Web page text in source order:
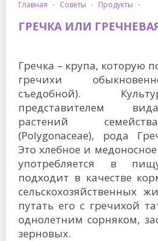
главная · советы · продукты ·
ГРЕЧКА ИЛИ
Гречка – крупа, которую
гречихи
съедобной).
представителем
растений
(Polygonaceae), рода
Это хлебное и
употребляется в
подходит в качестве
сельскохозяйственных
путать его с гречихой
однолетним сорняком,
зерновых.